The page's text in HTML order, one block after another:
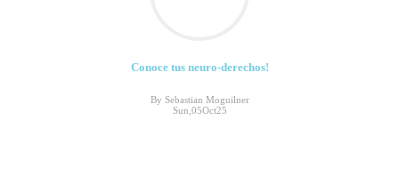
Conoce tus neuro-derechos!
By Sebastian Moguilner
Sun,05Oct25